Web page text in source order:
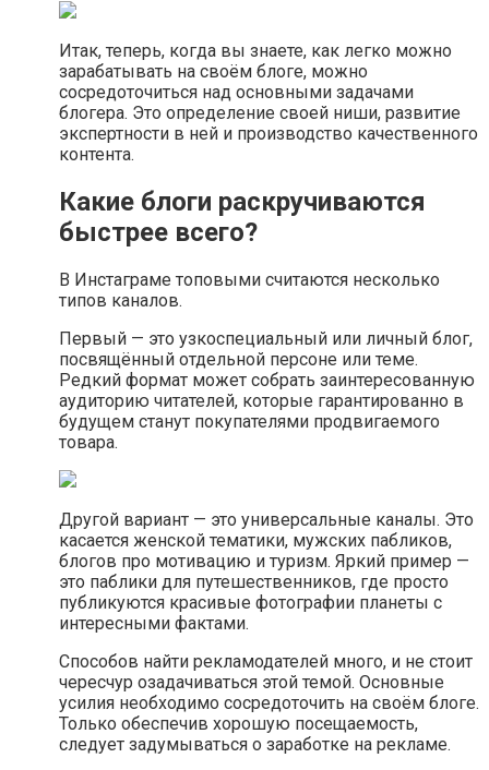
Итак, теперь, когда вы знаете, как легко можно
зарабатывать на своём блоге, можно
сосредоточиться над основными задачами
блогера. Это определение своей ниши, развитие
экспертности в ней и производство качественного
контента.
Какие блоги раскручиваются
быстрее всего?
В Инстаграме топовыми считаются несколько
типов каналов.
Первый — это узкоспециальный или личный блог,
посвящённый отдельной персоне или теме.
Редкий формат может собрать заинтересованную
аудиторию читателей, которые гарантированно в
будущем станут покупателями продвигаемого
товара.
Другой вариант — это универсальные каналы. Это
касается женской тематики, мужских пабликов,
блогов про мотивацию и туризм. Яркий пример —
это паблики для путешественников, где просто
публикуются красивые фотографии планеты с
интересными фактами.
Способов найти рекламодателей много, и не стоит
чересчур озадачиваться этой темой. Основные
усилия необходимо сосредоточить на своём блоге.
Только обеспечив хорошую посещаемость,
следует задумываться о заработке на рекламе.